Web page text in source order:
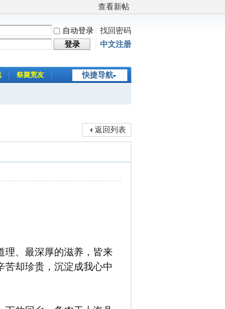
查看新帖
自动登录
找回密码
登录 中文注册
快捷导航
祭奠荒友
返回列表
理、最深厚的滋养，皆来
苦却珍贵，沉淀成我心中